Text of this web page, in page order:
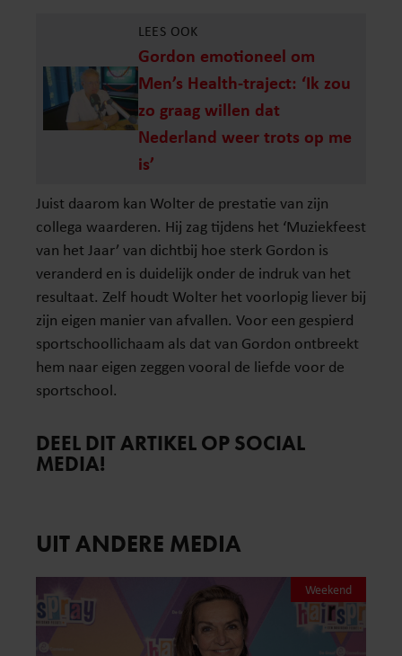
LEES OOK
Gordon emotioneel om
Men’s Health-traject: ‘Ik zou
zo graag willen dat
Nederland weer trots op me
is’
Juist daarom kan Wolter de prestatie van zijn
collega waarderen. Hij zag tijdens het ‘Muziekfeest
van het Jaar’ van dichtbij hoe sterk Gordon is
veranderd en is duidelijk onder de indruk van het
resultaat. Zelf houdt Wolter het voorlopig liever bij
zijn eigen manier van afvallen. Voor een gespierd
sportschoollichaam als dat van Gordon ontbreekt
hem naar eigen zeggen vooral de liefde voor de
sportschool.
DEEL DIT ARTIKEL OP SOCIAL
MEDIA!
UIT ANDERE MEDIA
Weekend